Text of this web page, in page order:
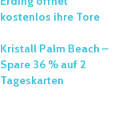
kostenlos ihre Tore
Kristall Palm Beach –
Spare 36 % auf 2
Tageskarten